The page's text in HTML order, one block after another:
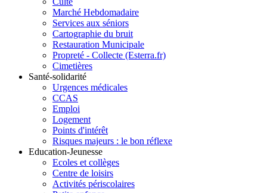
Marché Hebdomadaire
Services aux séniors
Cartographie du bruit
Restauration Municipale
Propreté - Collecte (Esterra.fr)
Cimetières
Santé-solidarité
Urgences médicales
CCAS
Emploi
Logement
Points d'intérêt
Risques majeurs : le bon réflexe
Education-Jeunesse
Ecoles et collèges
Centre de loisirs
Activités périscolaires